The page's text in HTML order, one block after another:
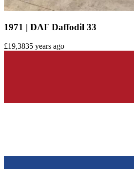
1971 | DAF Daffodil 33
£19,3835 years ago